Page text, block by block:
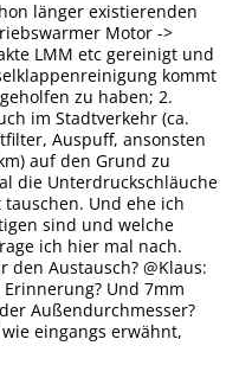
länger existierenden
Motor ->
LMM etc gereinigt und
kommt
zu haben; 2.
im Stadtverkehr (ca.
Auspuff, ansonsten
auf den Grund zu
die Unterdruckschläuche
Und ehe ich
sind und welche
ich hier mal nach.
Austausch? @Klaus:
Und 7mm
Außendurchmesser?
eingangs erwähnt,